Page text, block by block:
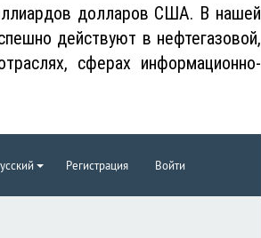
долларов США. В нашей
действуют в нефтегазовой,
сферах информационно-